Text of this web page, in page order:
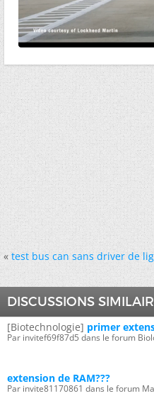
« test bus can sans driver de
DISCUSSIONS
[Biotechnologie] primer
Par invitef69f87d5 dans le forum
extension de RAM???
Par invite81170861 dans le forum